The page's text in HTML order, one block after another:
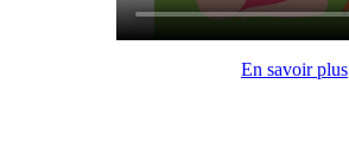
En savoir plus